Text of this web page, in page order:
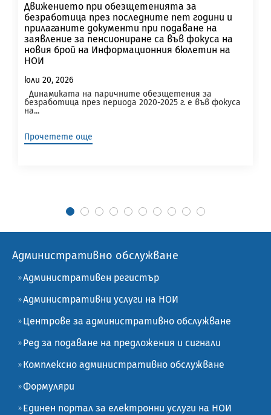
Движението при обезщетенията за
безработица през последните пет години и
прилаганите документи при подаване на
заявление за пенсиониране са във фокуса на
новия брой на Информационния бюлетин на
НОИ
юли 20, 2026
Динамиката на паричните обезщетения за
безработица през периода 2020-2025 г. е във фокуса
на...
Прочетете още
Административно обслужване
Административен регистър
Административни услуги на НОИ
Центрове за административно обслужване
Ред за подаване на предложения и сигнали
Комплексно административно обслужване
Формуляри
Единен портал за електронни услуги на НОИ